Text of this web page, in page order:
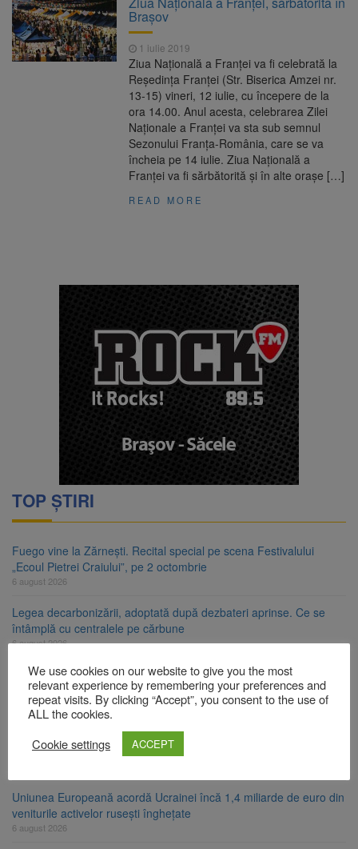
are loc între 14 și 16 august
6 august 2026
Uniunea Europeană acordă
Ucrainei încă 1,4 miliarde de euro din
veniturile activelor rusești înghețate
Motorina a ajuns la 11,68 lei
Fuego vine la Zărnești.
Recital special pe scena Festivalului „Ecoul
Pietrei Craiului”, pe 2 octombrie
Braşov
1 iulie 2019
Ziua Naţională a Franţei va fi celebrată la
Reşedinţa Franţei (Str. Biserica Amzei nr.
13-15) vineri, 12 iulie, cu începere de la
ora 14.00. Anul acesta, celebrarea Zilei
Naţionale a Franţei va sta sub semnul
Sezonului Franţa-România, care se va
încheia pe 14 iulie. Ziua Naţională a
Franţei va fi sărbătorită şi în alte oraşe […]
READ MORE
TOP ȘTIRI
Fuego vine la Zărnești. Recital special pe scena Festivalului
„Ecoul Pietrei Craiului”, pe 2 octombrie
6 august 2026
Legea decarbonizării, adoptată după dezbateri aprinse. Ce se
întâmplă cu centralele pe cărbune
6 august 2026
Legea integrității, adoptată de Senat cu amendamentele PSD și
AUR. Proiectul merge la promulgare
6 august 2026
Artiști din SUA și Cuba vin la Brașov Jazz & Blues Festival. Ediția
a 14-a are loc între 14 și 16 august
Uniunea Europeană acordă Ucrainei încă 1,4 miliarde de euro din
veniturile activelor rusești înghețate
6 august 2026
We use cookies on our website to give you the most
relevant experience by remembering your preferences and
repeat visits. By clicking “Accept”, you consent to the use of
ALL the cookies.
Cookie settings
ACCEPT